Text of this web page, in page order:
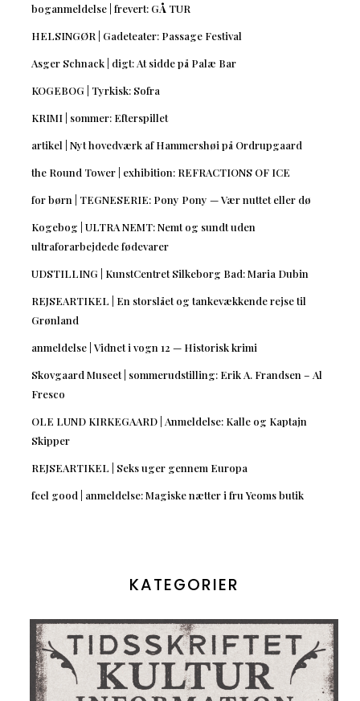
boganmeldelse | frevert: GÅ TUR
HELSINGØR | Gadeteater: Passage Festival
Asger Schnack | digt: At sidde på Palæ Bar
KOGEBOG | Tyrkisk: Sofra
KRIMI | sommer: Efterspillet
artikel | Nyt hovedværk af Hammershøi på Ordrupgaard
the Round Tower | exhibition: REFRACTIONS OF ICE
for børn | TEGNESERIE: Pony Pony — Vær nuttet eller dø
Kogebog | ULTRA NEMT: Nemt og sundt uden
ultraforarbejdede fødevarer
UDSTILLING | KunstCentret Silkeborg Bad: Maria Dubin
REJSEARTIKEL | En storslået og tankevækkende rejse til
Grønland
anmeldelse | Vidnet i vogn 12 — Historisk krimi
Skovgaard Museet | sommerudstilling: Erik A. Frandsen – Al
Fresco
OLE LUND KIRKEGAARD | Anmeldelse: Kalle og Kaptajn
Skipper
REJSEARTIKEL | Seks uger gennem Europa
feel good | anmeldelse: Magiske nætter i fru Yeoms butik
KATEGORIER